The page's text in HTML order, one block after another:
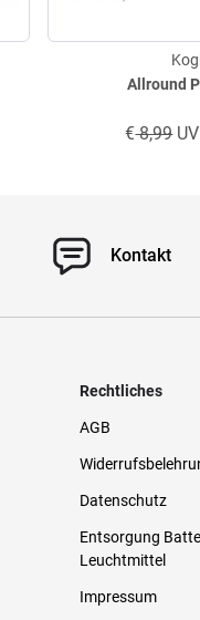
Allround
€8,99
Kontakt
Rechtliches
AGB
Datenschutz
Entsorgung
Leuchtmittel
Impressum